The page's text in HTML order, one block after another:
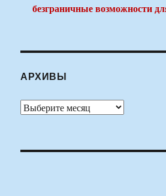
безграничные возможности
АРХИВЫ
Архивы